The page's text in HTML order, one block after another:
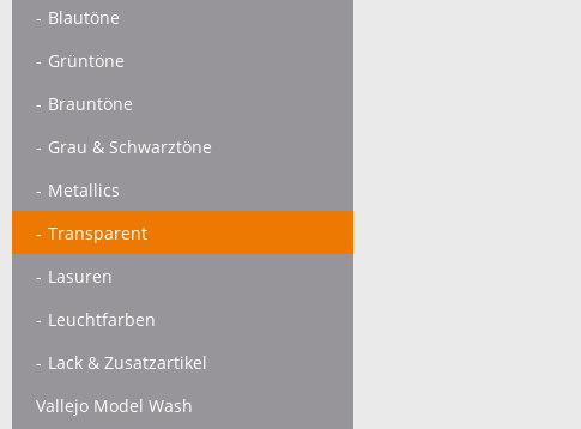
Blautöne
Grüntöne
Brauntöne
Grau & Schwarztöne
Metallics
Transparent
Lasuren
Leuchtfarben
Lack & Zusatzartikel
Vallejo Model Wash